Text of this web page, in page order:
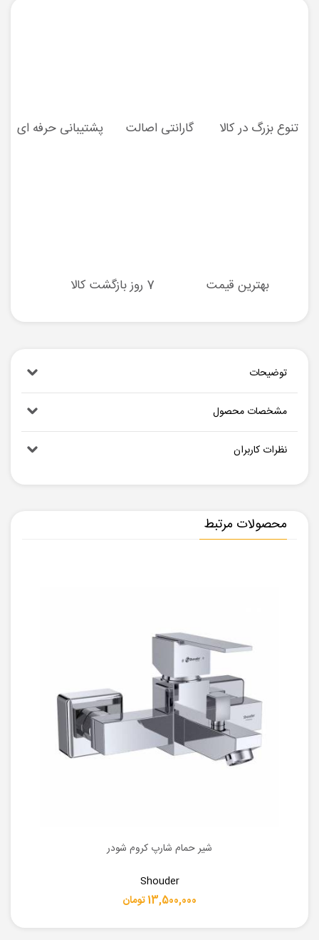
تنوع بزرگ در کالا گارانتی اصالت پشتیبانی حرفه ای
بهترین قیمت 7 روز بازگشت کالا
توضیحات
مشخصات محصول
نظرات کاربران
محصولات مرتبط
شیر حمام شارپ کروم شودر
Shouder
13,500,000 تومان